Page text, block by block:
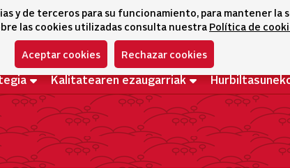
y de terceros para su funcionamiento, para mantener la
las cookies utilizadas consulta nuestra Política de
Aceptar cookies Rechazar cookies
Kalitatearen ezaugarriak